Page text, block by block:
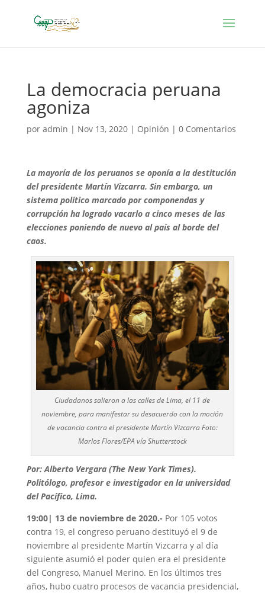
La democracia peruana
agoniza
por admin | Nov 13, 2020| Opinión | 0 Comentarios
La mayoría de los peruanos se oponía a la destitución
del presidente Martín Vizcarra. Sin embargo, un
sistema político marcado por componendas y
corrupción ha logrado vacarlo a cinco meses de las
elecciones poniendo de nuevo al país al borde del
caos.
Ciudadanos salieron a las calles de Lima, el 11 de
noviembre, para manifestar su desacuerdo con la moción
de vacancia contra el presidente Martín Vizcarra Foto:
Marlos Flores/EPA vía Shutterstock
Por: Alberto Vergara (The New York Times).
Politólogo, profesor e investigador en la universidad
del Pacífico, Lima.
19:00| 13 de noviembre de 2020.- Por 105 votos
contra 19, el congreso peruano destituyó el 9 de
noviembre al presidente Martín Vizcarra y al día
siguiente asumió el poder quien era el presidente
del Congreso, Manuel Merino. En los últimos tres
años, hubo cuatro procesos de vacancia presidencial,